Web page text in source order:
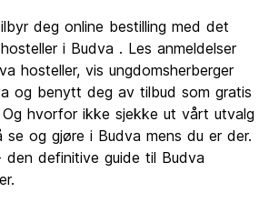
7.3
8.5
8.0
deg online bestilling med det
i Budva . Les anmeldelser
hosteller, vis ungdomsherberger
og benytt deg av tilbud som gratis
hvorfor ikke sjekke ut vårt utvalg
og gjøre i Budva mens du er der.
definitive guide til Budva